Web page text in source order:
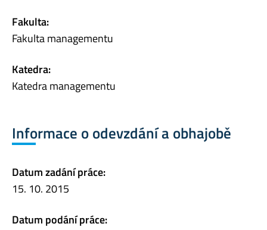
Fakulta:
Fakulta managementu
Katedra:
Katedra managementu
Informace o odevzdání a obhajobě
Datum zadání práce:
15. 10. 2015
Datum podání práce: